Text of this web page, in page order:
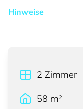
Hinweise
2 Zimmer
58 m²